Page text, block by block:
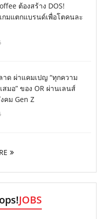
ต้องสร้าง DOS!
กมแตกแบรนด์เพื่อโตคนละ
าด ผ่าแคมเปญ “ทุกความ
มอ” ของ OR ผ่านเลนส์
คม Gen Z
JOBS